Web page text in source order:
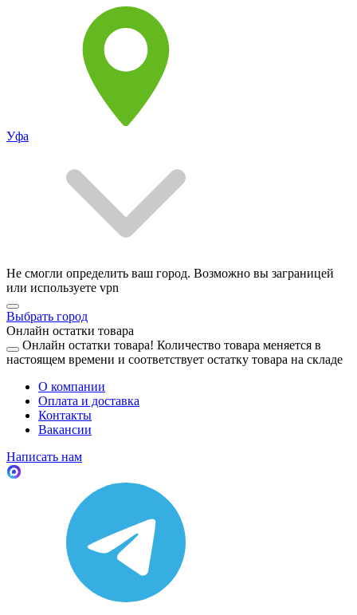
Уфа
Не смогли определить ваш город. Возможно вы заграницей
или используете vpn
Выбрать город
Онлайн остатки товара
Онлайн остатки товара! Количество товара меняется в
настоящем времени и соответствует остатку товара на складе
О компании
Оплата и доставка
Контакты
Вакансии
Написать нам